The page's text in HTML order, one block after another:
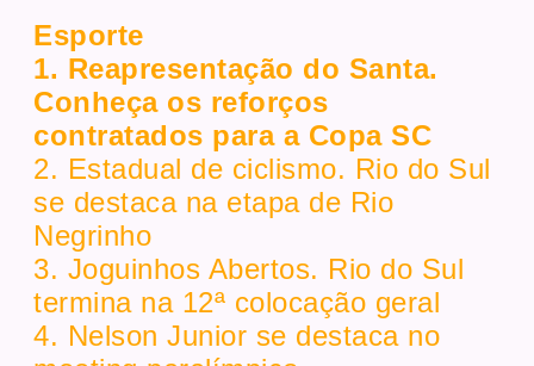
Esporte
1. Reapresentação do Santa.
Conheça os reforços
contratados para a Copa SC
2. Estadual de ciclismo. Rio do Sul
se destaca na etapa de Rio
Negrinho
3. Joguinhos Abertos. Rio do Sul
termina na 12ª colocação geral
4. Nelson Junior se destaca no